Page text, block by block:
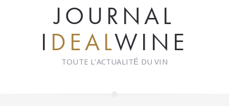
JOURNAL
I DEALWINE
TOUTE L'ACTUALITÉ DU VIN